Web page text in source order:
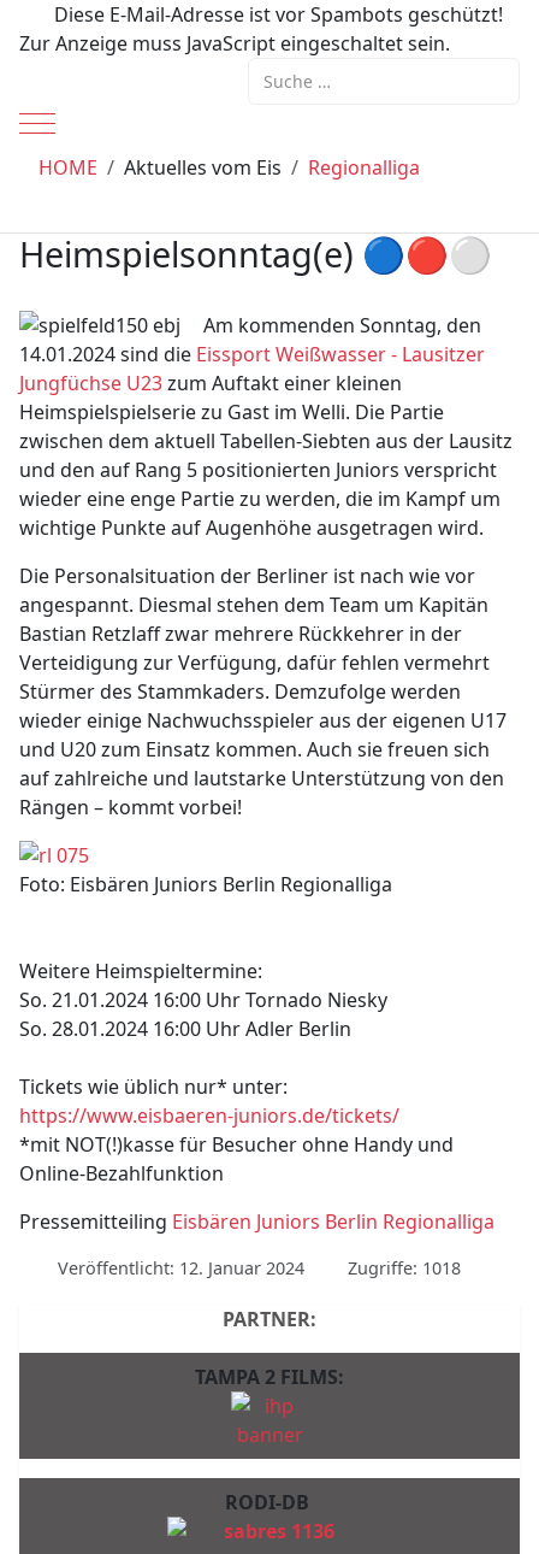
Diese E-Mail-Adresse ist vor Spambots geschützt!
Zur Anzeige muss JavaScript eingeschaltet sein.
Suchen
Mobile Menu Toggle
HOME
Aktuelles vom Eis Regionalliga
Heimspielsonntag(e) 🔵🔴⚪️
Am kommenden Sonntag, den
14.01.2024 sind die Eissport Weißwasser - Lausitzer
Jungfüchse U23zum Auftakt einer kleinen
Heimspielspielserie zu Gast im Welli. Die Partie
zwischen dem aktuell Tabellen-Siebten aus der Lausitz
und den auf Rang 5 positionierten Juniors verspricht
wieder eine enge Partie zu werden, die im Kampf um
wichtige Punkte auf Augenhöhe ausgetragen wird.
Die Personalsituation der Berliner ist nach wie vor
angespannt. Diesmal stehen dem Team um Kapitän
Bastian Retzlaff zwar mehrere Rückkehrer in der
Verteidigung zur Verfügung, dafür fehlen vermehrt
Stürmer des Stammkaders. Demzufolge werden
wieder einige Nachwuchsspieler aus der eigenen U17
und U20 zum Einsatz kommen. Auch sie freuen sich
auf zahlreiche und lautstarke Unterstützung von den
Rängen – kommt vorbei!
Foto: Eisbären Juniors Berlin Regionalliga
Weitere Heimspieltermine:
So. 21.01.2024 16:00 Uhr Tornado Niesky
So. 28.01.2024 16:00 Uhr Adler Berlin
Tickets wie üblich nur* unter:
https://www.eisbaeren-juniors.de/tickets/
*mit NOT(!)kasse für Besucher ohne Handy und
Online-Bezahlfunktion
Pressemitteiling Eisbären Juniors Berlin Regionalliga
Veröffentlicht: 12. Januar 2024 Zugriffe: 1018
PARTNER:
TAMPA 2 FILMS:
RODI-DB